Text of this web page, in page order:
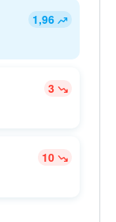
1,96
3
10